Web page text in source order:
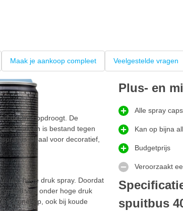
Maak je aankoop compleet Veelgestelde vragen
die mat opdroogt. De
lak en is bestand tegen
is ideaal voor decoratief,
een hoge druk spray. Doordat
graffiti verf onder hoge druk
en snel op, ook bij koude
Plus- en
Alle spray
Kan op bijna
Budgetprijs
Veroorzaakt
spuitbus